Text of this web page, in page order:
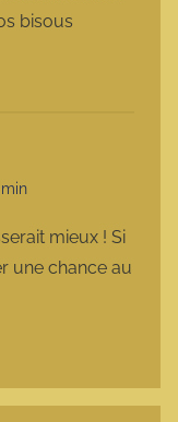
bisous
mieux ! Si
une chance au